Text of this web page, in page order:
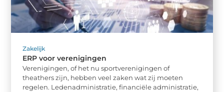
Zakelijk
ERP voor verenigingen
Verenigingen, of het nu sportverenigingen of
theathers zijn, hebben veel zaken wat zij moeten
regelen. Ledenadministratie, financiële administratie,